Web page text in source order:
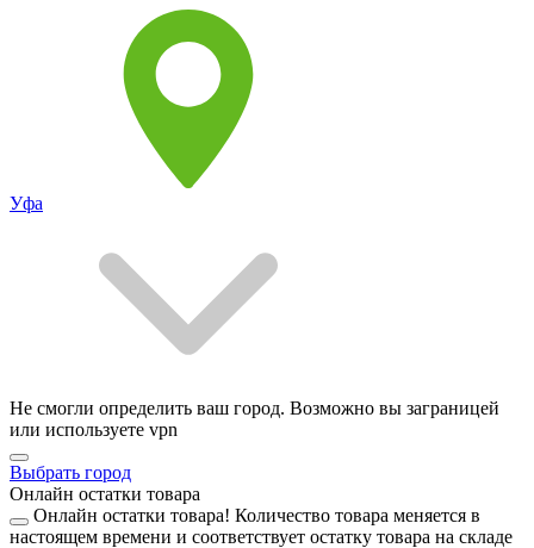
Уфа
Не смогли определить ваш город. Возможно вы заграницей
или используете vpn
Выбрать город
Онлайн остатки товара
Онлайн остатки товара! Количество товара меняется в
настоящем времени и соответствует остатку товара на складе